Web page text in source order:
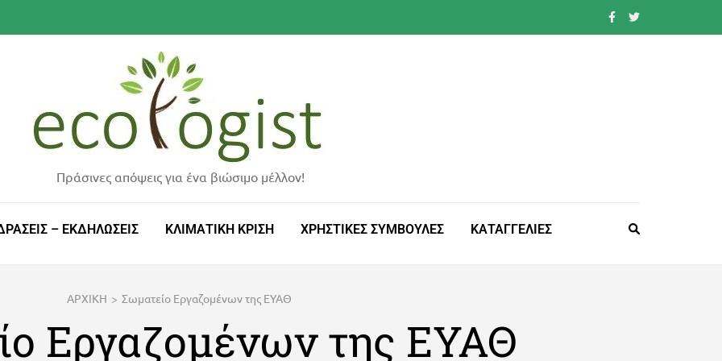
Πράσινες απόψεις για ένα βιώσιμο μέλλον!
– ΕΚΔΗΛΩΣΕΙΣ ΚΛΙΜΑΤΙΚΗ ΚΡΙΣΗ ΧΡΗΣΤΙΚΕΣ ΣΥΜΒΟΥΛΕΣ ΚΑΤΑΓΓΕΛΙΕΣ
ΑΡΧΙΚΗ > Σωματείο Εργαζομένων της ΕΥΑΘ
Εργαζομένων της ΕΥΑΘ